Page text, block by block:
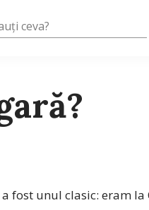
fost unul clasic: eram la